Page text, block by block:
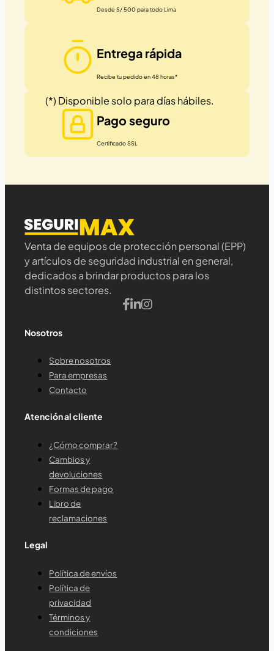
Desde S/ 500 para todo Lima
Entrega rápida
Recibe tu pedido en 48 horas*
(*) Disponible solo para días hábiles.
Pago seguro
Certificado SSL
Venta de equipos de protección personal (EPP)
y artículos de seguridad industrial en general,
dedicados a brindar productos para los
distintos sectores.
Nosotros
Sobre nosotros
Para empresas
Contacto
Atención al cliente
¿Cómo comprar?
Cambios y
devoluciones
Formas de pago
Libro de
reclamaciones
Legal
Política de envíos
Política de
privacidad
Términos y
condiciones